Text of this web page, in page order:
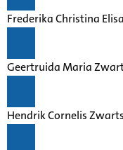
Frederika Christina
Geertruida Maria
Hendrik Cornelis Zwarts